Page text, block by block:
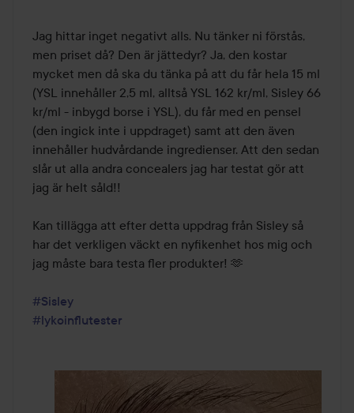
Jag hittar inget negativt alls. Nu tänker ni förstås,
men priset då? Den är jättedyr? Ja, den kostar
mycket men då ska du tänka på att du får hela 15 ml
(YSL innehåller 2,5 ml, alltså YSL 162 kr/ml, Sisley 66
kr/ml - inbygd borse i YSL), du får med en pensel
(den ingick inte i uppdraget) samt att den även
innehåller hudvårdande ingredienser. Att den sedan
slår ut alla andra concealers jag har testat gör att
jag är helt såld!!
Kan tillägga att efter detta uppdrag från Sisley så
har det verkligen väckt en nyfikenhet hos mig och
jag måste bara testa fler produkter! 🫶
#Sisley
#lykoinflutester